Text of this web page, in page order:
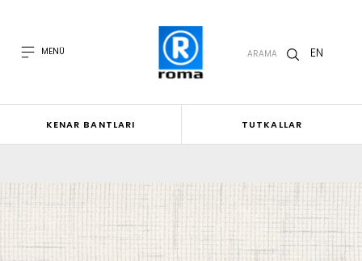
MENÜ ARAMA EN
KENAR BANTLARI TUTKALLAR